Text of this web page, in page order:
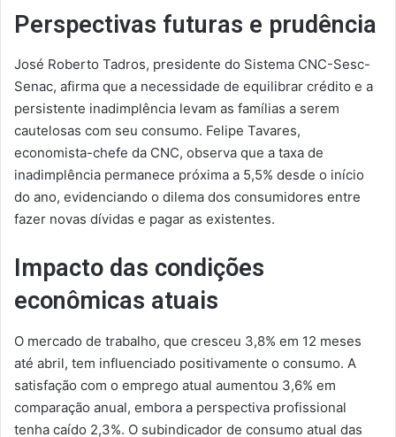
Perspectivas futuras e prudência
José Roberto Tadros, presidente do Sistema CNC-Sesc-
Senac, afirma que a necessidade de equilibrar crédito e a
persistente inadimplência levam as famílias a serem
cautelosas com seu consumo. Felipe Tavares,
economista-chefe da CNC, observa que a taxa de
inadimplência permanece próxima a 5,5% desde o início
do ano, evidenciando o dilema dos consumidores entre
fazer novas dívidas e pagar as existentes.
Impacto das condições
econômicas atuais
O mercado de trabalho, que cresceu 3,8% em 12 meses
até abril, tem influenciado positivamente o consumo. A
satisfação com o emprego atual aumentou 3,6% em
comparação anual, embora a perspectiva profissional
tenha caído 2,3%. O subindicador de consumo atual das